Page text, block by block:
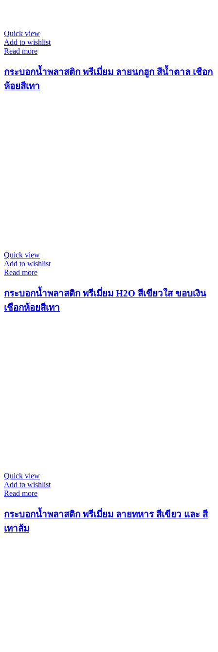
Quick view
Add to wishlist
Read more
กระบอกน้ำพลาสติก พรีเมี่ยม ลายนกฮูก สีน้ำตาล เชือก
ห้อยสีเทา
Quick view
Add to wishlist
Read more
กระบอกน้ำพลาสติก พรีเมี่ยม H2O สีเขียวใส ขอบเงิน
เชือกห้อยสีเทา
Quick view
Add to wishlist
Read more
กระบอกน้ำพลาสติก พรีเมี่ยม ลายทหาร สีเขียว และ สี
เทาส้ม